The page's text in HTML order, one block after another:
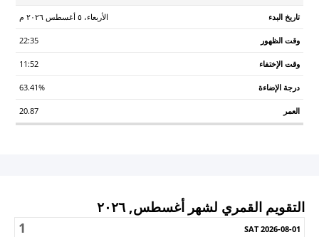
الأربعاء، ٥ أغسطس ٢٠٢٦ م
22:35
11:52
63.41%
20.87
التقويم القمري لشهر أغسطس, ٢٠٢٦
الأحد الاثنين 1